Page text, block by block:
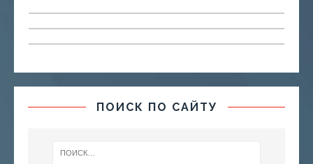
ПОИСК ПО САЙТУ